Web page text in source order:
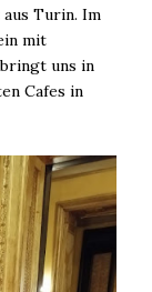
Turin. Im
mit
uns in
Cafes in